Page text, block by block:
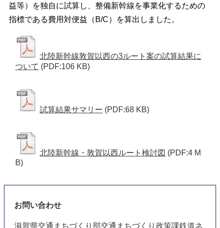
益等）を独自に試算し、整備新幹線を事業化するための
指標である費用対便益（B/C）を算出しました。
北陸新幹線敦賀以西の3ルート案の試算結果に
ついて (PDF:106 KB)
試算結果サマリー (PDF:68 KB)
北陸新幹線・敦賀以西ルート検討図 (PDF:4 M
B)
お問い合わせ
滋賀県交通まちづくり部交通まちづくり政策課鉄道ネ